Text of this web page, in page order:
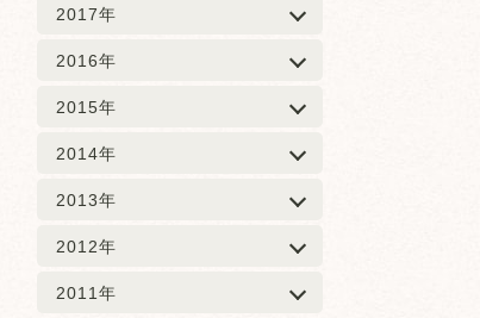
2017年
2016年
2015年
2014年
2013年
2012年
2011年